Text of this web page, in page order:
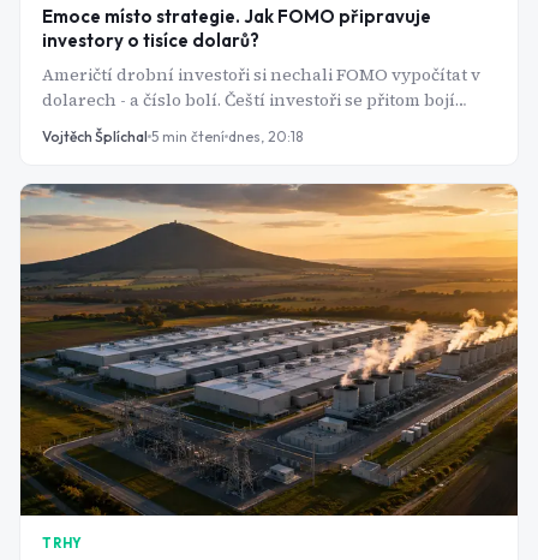
Emoce místo strategie. Jak FOMO připravuje
investory o tisíce dolarů?
Američtí drobní investoři si nechali FOMO vypočítat v
dolarech - a číslo bolí. Čeští investoři se přitom bojí
něčeho úplně jiného.
Vojtěch Šplíchal 5 min čtení dnes, 20:18
TRHY